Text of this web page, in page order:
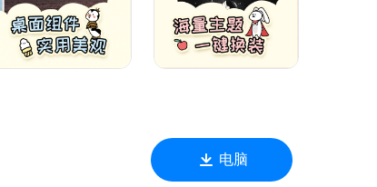
：473661105
电脑